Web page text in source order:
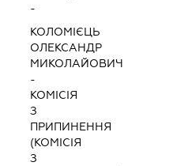
-
КОЛОМІЄЦЬ
ОЛЕКСАНДР
МИКОЛАЙОВИЧ
-
КОМІСІЯ
З
ПРИПИНЕННЯ
(КОМІСІЯ
З